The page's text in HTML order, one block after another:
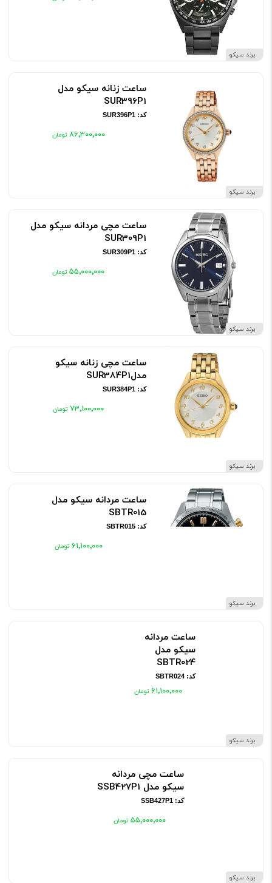
برند سیکو
برند سیکو
ساعت زنانه سیکو مدل
SUR396P1
کد: SUR396P1
۸۶٬۳۰۰٬۰۰۰
برند سیکو
ساعت مچی مردانه سیکو مدل
SUR309P1
کد: SUR309P1
۵۵٬۰۰۰٬۰۰۰
برند سیکو
ساعت مچی زنانه سیکو
مدلSUR384P1
کد: SUR384P1
۷۳٬۱۰۰٬۰۰۰
برند سیکو
ساعت مردانه سیکو مدل
SBTR015
کد: SBTR015
۶۱٬۱۰۰٬۰۰۰
برند سیکو
ساعت مردانه
سیکو مدل
SBTR024
کد: SBTR024
۶۱٬۱۰۰٬۰۰۰
برند سیکو
ساعت مچی مردانه
سیکو مدل SSB427P1
کد: SSB427P1
۵۵٬۰۰۰٬۰۰۰